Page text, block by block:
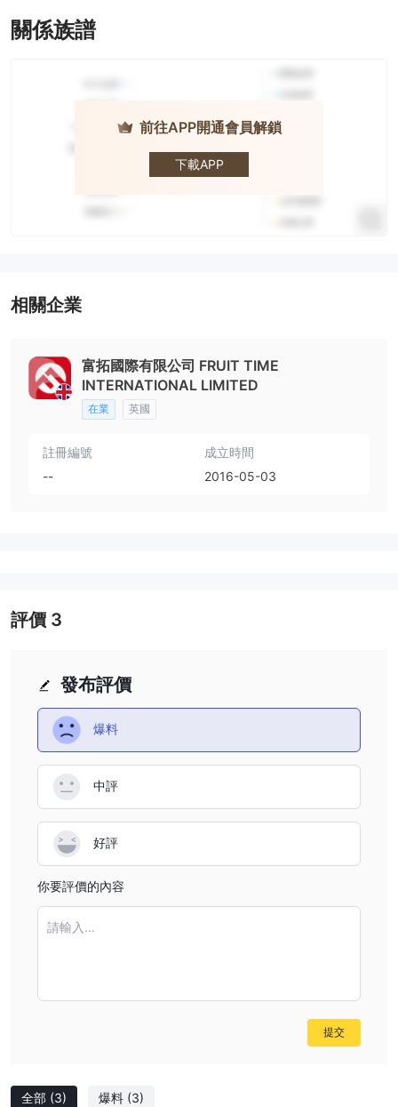
關係族譜
前往APP開通會員解鎖
下載APP
富拓國際
相關企業
富拓國際有限公司 FRUIT TIME
INTERNATIONAL LIMITED
在業 英國
註冊編號
--
成立時間
2016-05-03
全部 (3) 爆料 (3)
發布評價
爆料
中評
好評
你要評價的內容
請輸入...
提交
評價 3